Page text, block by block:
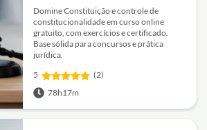
Domine Constituição e controle de
constitucionalidade em curso online
gratuito, com exercícios e certificado.
Base sólida para concursos e prática
jurídica.
5
(2)
78h17m